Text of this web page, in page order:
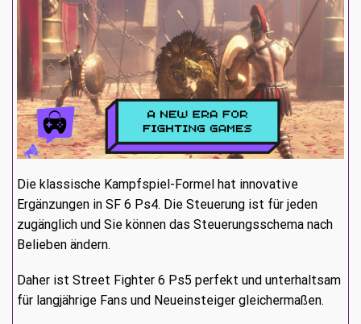
Die klassische Kampfspiel-Formel hat innovative
Ergänzungen in SF 6 Ps4. Die Steuerung ist für jeden
zugänglich und Sie können das Steuerungsschema nach
Belieben ändern.
Daher ist Street Fighter 6 Ps5 perfekt und unterhaltsam
für langjährige Fans und Neueinsteiger gleichermaßen.